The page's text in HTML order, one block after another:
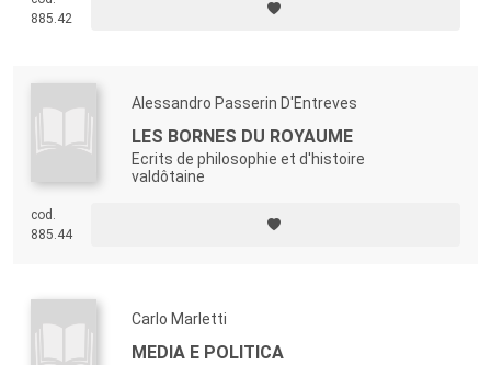
885.42
Alessandro Passerin D'Entreves
LES BORNES DU ROYAUME
Ecrits de philosophie et d'histoire
valdôtaine
cod.
885.44
Carlo Marletti
MEDIA E POLITICA